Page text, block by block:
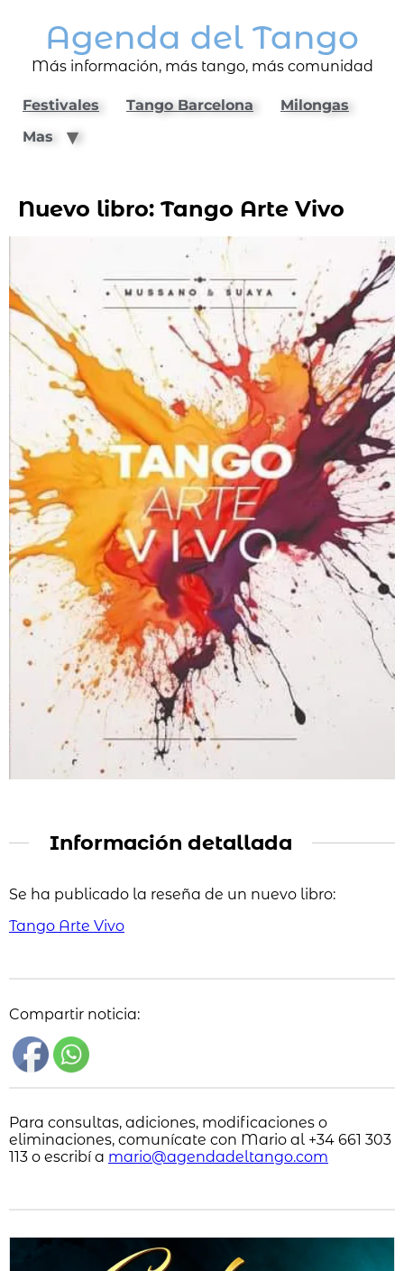
Agenda del Tango
Más información, más tango, más comunidad
Festivales Tango Barcelona
Milongas
Mas
Nuevo libro: Tango Arte Vivo
Información detallada
Se ha publicado la reseña de un nuevo libro:
Tango Arte Vivo
Compartir noticia:
Para consultas, adiciones, modificaciones o
eliminaciones, comunícate con Mario al +34 661 303
113 o escribí a mario@agendadeltango.com